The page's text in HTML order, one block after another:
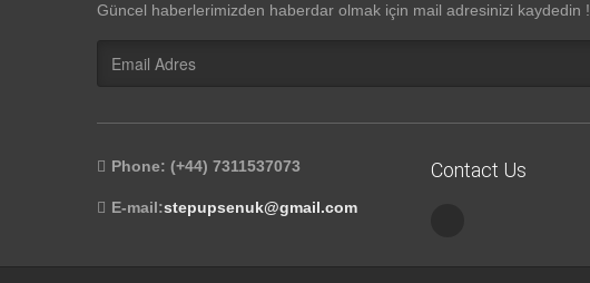
Güncel haberlerimizden haberdar olmak için mail adresinizi kaydedin !
Phone: (+44) 7311537073
E-mail:stepupsenuk@gmail.com
Contact Us